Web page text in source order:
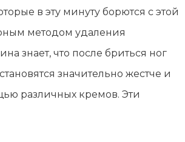
воском или сахаром
Эпиляция в Сфинксе и Формула-1
Эпиляция первый раз перед важным
событием
Противопоказания к эпиляции
в эту минуту борются с этой
методом удаления
знает, что после бриться ног
значительно жестче и
различных кремов. Эти